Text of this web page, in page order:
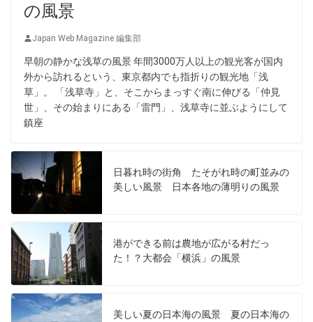
の風景
Japan Web Magazine 編集部
早朝の静かな浅草の風景 年間3000万人以上の観光客が国内
外から訪れるという、東京都内でも指折りの観光地「浅
草」。 「浅草寺」と、そこからまっすぐ南に伸びる「仲見
世」、その始まりにある「雷門」、浅草寺に並ぶようにして
鎮座
日暮れ時の街角 たそがれ時の町並みの
美しい風景 日本各地の薄明りの風景
港ができる前は農地が広がる村だっ
た！？大都会「横浜」の風景
美しい夏の日本海の風景 夏の日本海の